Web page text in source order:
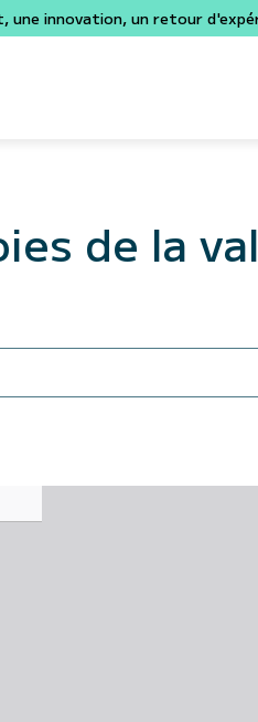
une innovation, un retour
de la